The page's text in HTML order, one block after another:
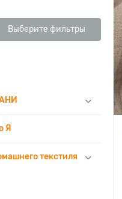
Выберите фильтры
Я
текстиля